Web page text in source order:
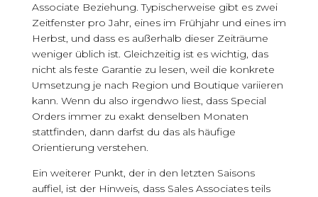
Associate Beziehung. Typischerweise gibt es zwei
Zeitfenster pro Jahr, eines im Frühjahr und eines im
Herbst, und dass es außerhalb dieser Zeiträume
weniger üblich ist. Gleichzeitig ist es wichtig, das
nicht als feste Garantie zu lesen, weil die konkrete
Umsetzung je nach Region und Boutique variieren
kann. Wenn du also irgendwo liest, dass Special
Orders immer zu exakt denselben Monaten
stattfinden, dann darfst du das als häufige
Orientierung verstehen.
Ein weiterer Punkt, der in den letzten Saisons
auffiel, ist der Hinweis, dass Sales Associates teils